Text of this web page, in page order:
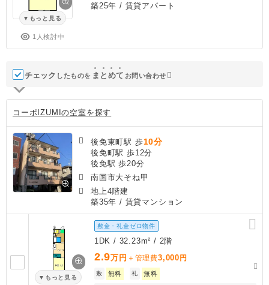
もっと見る
1人検討中
築25年 / 賃貸アパート
チェック したものを ま と めて お問い合わせ
コーポIZUMIの空室を探す
後免東町駅 歩10分
後免町駅 歩12分
後免駅 歩20分
南国市大そね甲
地上4階建
築35年 / 賃貸マンション
もっと見る
敷金・礼金ゼロ物件
1DK / 32.23m² / 2階
2.9万円 ＋管理費3,000 円
敷 無料 礼 無料